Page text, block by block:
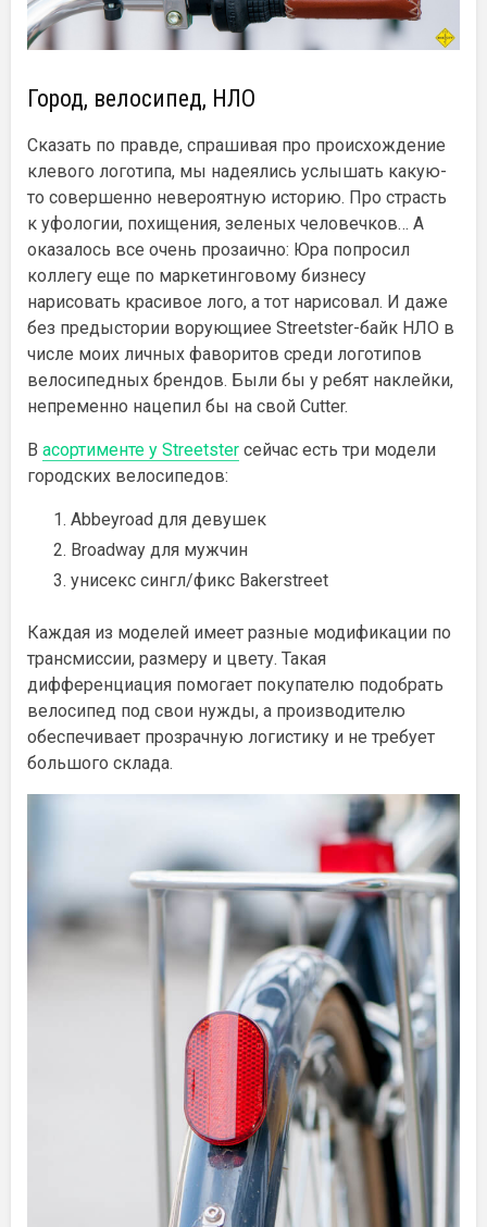
Город, велосипед, НЛО
Сказать по правде, спрашивая про происхождение
клевого логотипа, мы надеялись услышать какую-
то совершенно невероятную историю. Про страсть
к уфологии, похищения, зеленых человечков… А
оказалось все очень прозаично: Юра попросил
коллегу еще по маркетинговому бизнесу
нарисовать красивое лого, а тот нарисовал. И даже
без предыстории ворующиее Streetster-байк НЛО в
числе моих личных фаворитов среди логотипов
велосипедных брендов. Были бы у ребят наклейки,
непременно нацепил бы на свой Cutter.
В асортименте у Streetster сейчас есть три модели
городских велосипедов:
Abbeyroad для девушек
Broadway для мужчин
унисекс сингл/фикс Bakerstreet
Каждая из моделей имеет разные модификации по
трансмиссии, размеру и цвету. Такая
дифференциация помогает покупателю подобрать
велосипед под свои нужды, а производителю
обеспечивает прозрачную логистику и не требует
большого склада.